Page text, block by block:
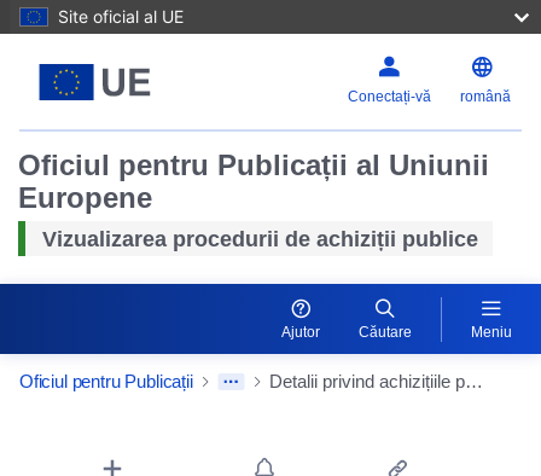
Site oficial al UE
Conectați-vă română
Oficiul pentru Publicații al Uniunii
Europene
Vizualizarea procedurii de achiziții publice
Ajutor Căutare Meniu
Oficiul pentru Publicații Detalii privind achizițiile publice
Procurement Detail Actions Portlet